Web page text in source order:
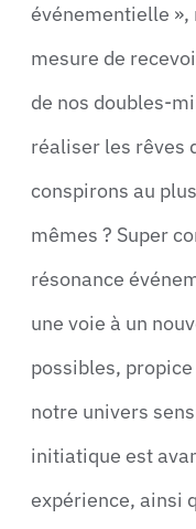
événementielle »,
mesure de
de nos doubles-
réaliser les rêves
conspirons au
mêmes ? Super
résonance
une voie à un
possibles,
notre univers
initiatique est
expérience, ainsi